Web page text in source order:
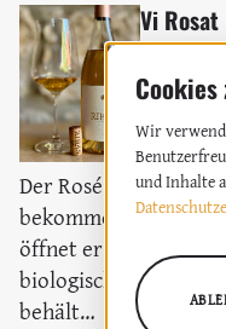
Vi Rosat
Rosé
Der Rosé darf gerne
bekommen, denn
öffnet er sich richtig.
biologischen
behält…
Wir
und Inhalte